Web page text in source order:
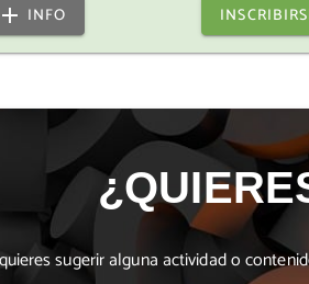
INFO
sugerir alguna actividad o